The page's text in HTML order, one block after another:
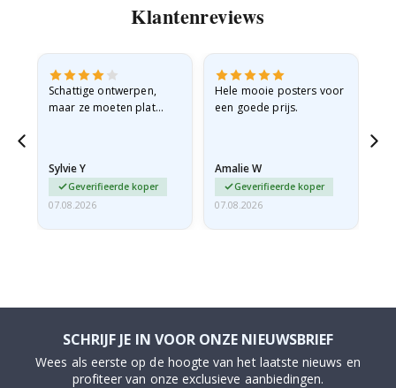
Klantenreviews
Schattige ontwerpen,
maar ze moeten plat
beetje…
Sylvie Y
Geverifieerde koper
07.08.2026
Hele mooie posters voor
een goede prijs.
Amalie W
Geverifieerde koper
07.08.2026
SCHRIJF JE IN VOOR ONZE NIEUWSBRIEF
Wees als eerste op de hoogte van het laatste nieuws en
profiteer van onze exclusieve aanbiedingen.